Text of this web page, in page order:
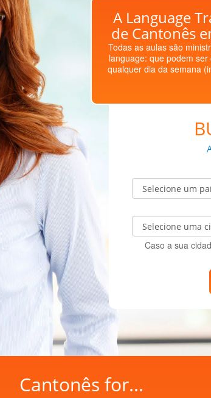
A Language
de Cantonês
Todas as aulas são
language: que podem
qualquer dia da semana
Caso a sua
Cantonês for...